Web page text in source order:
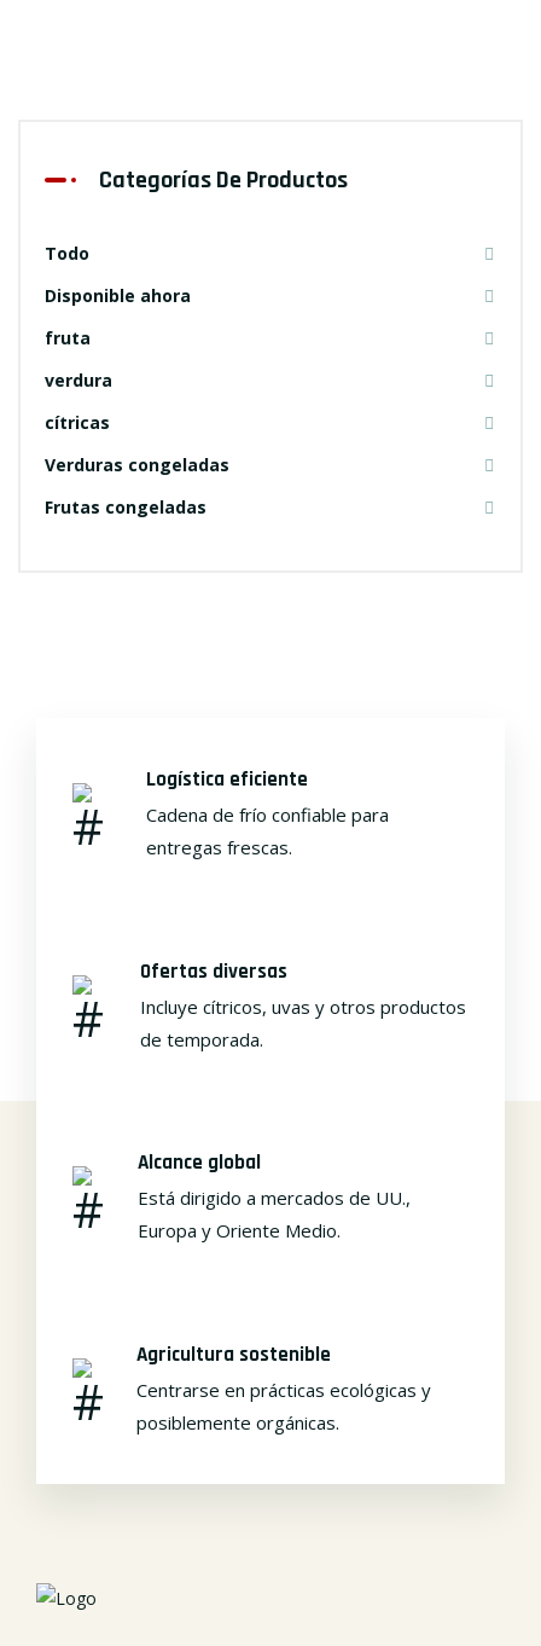
Categorías De Productos
Todo
Disponible ahora
fruta
verdura
cítricas
Verduras congeladas
Frutas congeladas
Logística eficiente
Cadena de frío confiable para
entregas frescas.
Ofertas diversas
Incluye cítricos, uvas y otros productos
de temporada.
Alcance global
Está dirigido a mercados de UU.,
Europa y Oriente Medio.
Agricultura sostenible
Centrarse en prácticas ecológicas y
posiblemente orgánicas.